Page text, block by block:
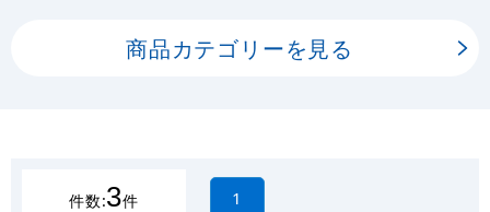
商品カテゴリーを見る
件数:3件 1